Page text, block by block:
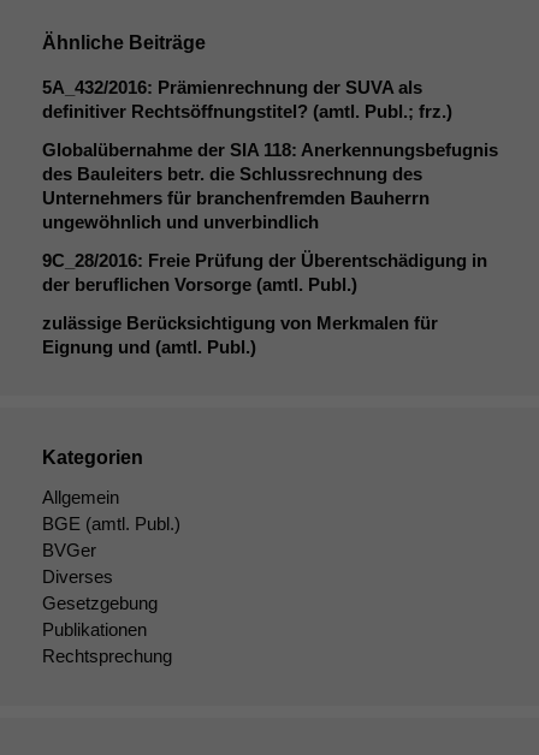
Ähnliche Beiträge
5A_432/2016: Prämienrechnung der SUVA als
definitiver Rechtsöffnungstitel? (amtl. Publ.; frz.)
Globalübernahme der SIA 118: Anerkennungsbefugnis
des Bauleiters betr. die Schlussrechnung des
Unternehmers für branchenfremden Bauherrn
ungewöhnlich und unverbindlich
9C_28/2016: Freie Prüfung der Überentschädigung in
der beruflichen Vorsorge (amtl. Publ.)
zulässige Berücksichtigung von Merkmalen für
Eignung und (amtl. Publ.)
Kategorien
Allgemein
BGE (amtl. Publ.)
BVGer
Diverses
Gesetzgebung
Publikationen
Rechtsprechung
verbessern,
zeichnen
wir
anonyme
statistische
Daten auf.
Funktionalität
Einige